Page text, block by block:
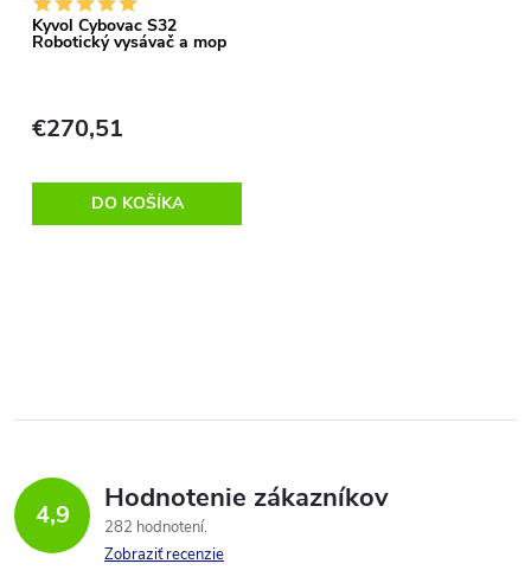
o
v
o
Kyvol Cybovac S32
Robotický vysávač a mop
€270,51
DO KOŠÍKA
l
d
a
4,9 Hodnotenie zákazníkov
282 hodnotení
Zobraziť recenzie